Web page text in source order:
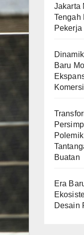
Jakarta
Tengah
Pekerja
Baru
Buatan
Era
Desain